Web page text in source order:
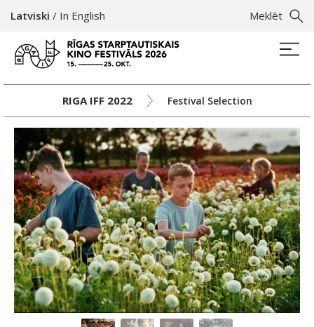
Meklēt
Latviski / In English
RIGA IFF 2022 Festival Selection